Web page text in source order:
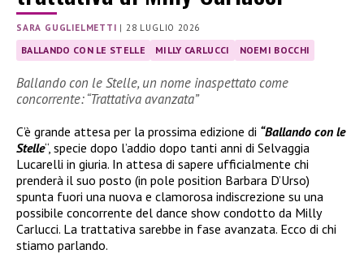
SARA GUGLIELMETTI |28 LUGLIO 2026
BALLANDO CON LE STELLE MILLY CARLUCCI NOEMI BOCCHI
Ballando con le Stelle, un nome inaspettato come
concorrente: “Trattativa avanzata”
C’è grande attesa per la prossima edizione di “Ballando con le
Stelle“, specie dopo l’addio dopo tanti anni di Selvaggia
Lucarelli in giuria. In attesa di sapere ufficialmente chi
prenderà il suo posto (in pole position Barbara D’Urso)
spunta fuori una nuova e clamorosa indiscrezione su una
possibile concorrente del dance show condotto da Milly
Carlucci. La trattativa sarebbe in fase avanzata. Ecco di chi
stiamo parlando.